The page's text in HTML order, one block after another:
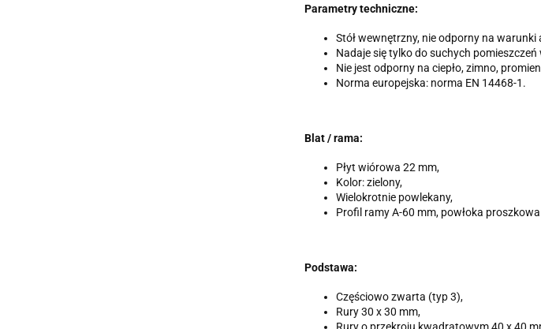
Parametry techniczne:
Stół wewnętrzny, nie odporny na
Nadaje się tylko do suchych pomieszczeń
Nie jest odporny na ciepło, zimno,
Norma europejska: norma EN 14468-1.
Blat / rama:
Płyt wiórowa 22 mm,
Kolor: zielony,
Wielokrotnie powlekany,
Profil ramy A-60 mm, powłoka
Podstawa:
Częściowo zwarta (typ 3),
Rury 30 x 30 mm,